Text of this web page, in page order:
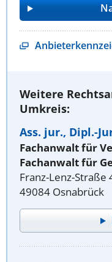
Weitere
Umkreis:
Ass. jur., Dipl.-
Fachanwalt für
Fachanwalt für
Franz-Lenz-Straße
49084 Osnabrück